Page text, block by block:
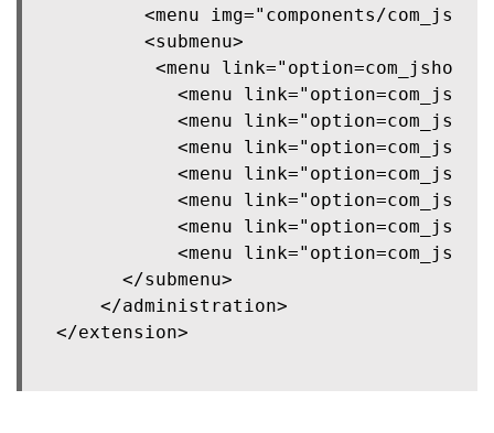
<menu img="components/
        <submenu>
<menu
<menu
<menu
<menu
<menu
<menu
<menu
    </administration>